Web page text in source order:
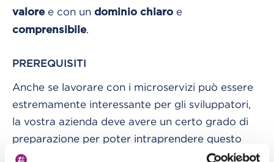
valoree con un dominio chiaro e
comprensibile.
PREREQUISITI
Anche se lavorare con i microservizi può essere
estremamente interessante per gli sviluppatori,
la vostra azienda deve avere un certo grado di
preparazione per poter intraprendere questo
viaggio di migrazione al paradigma dei